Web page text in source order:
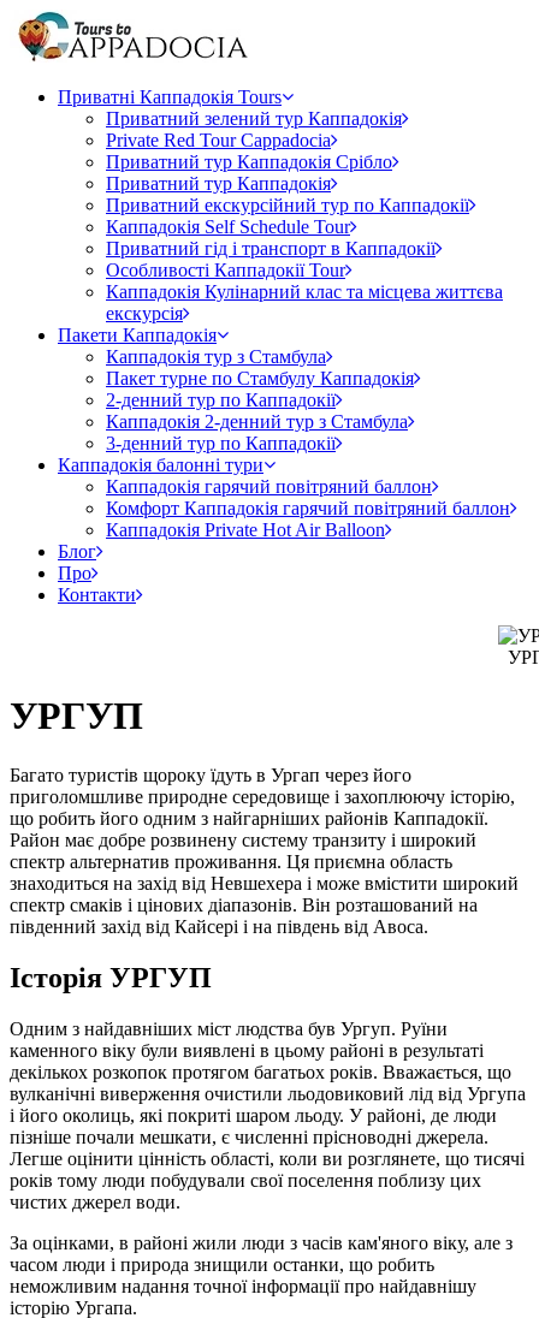
Приватні Каппадокія Tours
Приватний зелений тур Каппадокія
Private Red Tour Cappadocia
Приватний тур Каппадокія Срібло
Приватний тур Каппадокія
Приватний екскурсійний тур по Каппадокії
Каппадокія Self Schedule Tour
Приватний гід і транспорт в Каппадокії
Особливості Каппадокії Tour
Каппадокія Кулінарний клас та місцева життєва
екскурсія
Пакети Каппадокія
Каппадокія тур з Стамбула
Пакет турне по Стамбулу Каппадокія
2-денний тур по Каппадокії
Каппадокія 2-денний тур з Стамбула
3-денний тур по Каппадокії
Каппадокія балонні тури
Каппадокія гарячий повітряний баллон
Комфорт Каппадокія гарячий повітряний баллон
Каппадокія Private Hot Air Balloon
Блог
Про
Контакти
УРГУП
Багато туристів щороку їдуть в Ургап через його
приголомшливе природне середовище і захоплюючу історію,
що робить його одним з найгарніших районів Каппадокії.
Район має добре розвинену систему транзиту і широкий
спектр альтернатив проживання. Ця приємна область
знаходиться на захід від Невшехера і може вмістити широкий
спектр смаків і цінових діапазонів. Він розташований на
південний захід від Кайсері і на південь від Авоса.
Історія УРГУП
Одним з найдавніших міст людства був Ургуп. Руїни
каменного віку були виявлені в цьому районі в результаті
декількох розкопок протягом багатьох років. Вважається, що
вулканічні виверження очистили льодовиковий лід від Ургупа
і його околиць, які покриті шаром льоду. У районі, де люди
пізніше почали мешкати, є численні прісноводні джерела.
Легше оцінити цінність області, коли ви розглянете, що тисячі
років тому люди побудували свої поселення поблизу цих
чистих джерел води.
За оцінками, в районі жили люди з часів кам'яного віку, але з
часом люди і природа знищили останки, що робить
неможливим надання точної інформації про найдавнішу
історію Ургапа.